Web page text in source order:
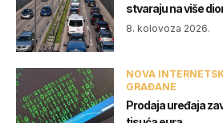
stvaraju na više
8. kolovoza 2026.
NOVA
GRAĐANE
Prodaja uređaja